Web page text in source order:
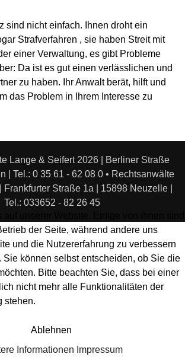
sind nicht einfach. Ihnen droht ein
Strafverfahren , sie haben Streit mit
einer Verwaltung, es gibt Probleme
Da ist es gut einen verlässlichen und
zu haben. Ihr Anwalt berät, hilft und
das Problem in Ihrem Interesse zu
Lange & Seifert 2026 | Berliner Straße
| Tel.: 0 35 61 - 62 08 0 • Rechtsanwälte
Frankfurter Straße 1a | 15898 Neuzelle |
Tel.: 033652 - 82 26 45
der Seite, während andere uns
und die Nutzererfahrung zu verbessern
Sie können selbst entscheiden, ob Sie die
Bitte beachten Sie, dass bei einer
nicht mehr alle Funktionalitäten der
stehen.
Ablehnen
Informationen Impressum